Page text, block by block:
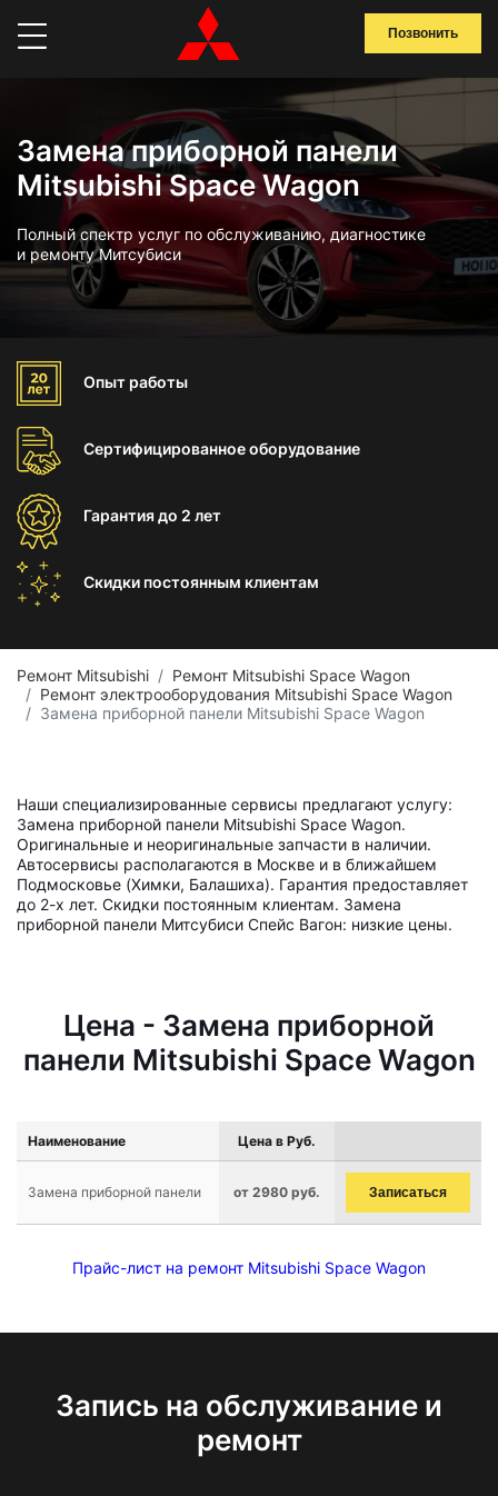
Позвонить
Замена приборной панели
Mitsubishi Space Wagon
Полный спектр услуг по обслуживанию, диагностике
и ремонту Митсубиси
Опыт работы
Сертифицированноеоборудование
Гарантиядо 2 лет
Скидки постоянным клиентам
Ремонт Mitsubishi
Ремонт Mitsubishi Space Wagon
Ремонт электрооборудования Mitsubishi Space Wagon
Замена приборной панели Mitsubishi Space Wagon
Наши специализированные сервисы предлагают услугу:
Замена приборной панели Mitsubishi Space Wagon.
Оригинальные и неоригинальные запчасти в наличии.
Автосервисы располагаются в Москве и в ближайшем
Подмосковье (Химки, Балашиха). Гарантия предоставляет
до 2-х лет. Скидки постоянным клиентам. Замена
приборной панели Митсубиси Спейс Вагон: низкие цены.
Цена - Замена приборной
панели Mitsubishi Space Wagon
Наименование Цена в Руб.
Замена приборной панели от 2980 руб. Записаться
Прайс-лист на ремонт Mitsubishi Space Wagon
Запись на обслуживание и
ремонт